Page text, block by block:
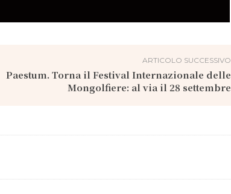
ARTICOLO SUCCESSIVO
Paestum. Torna il Festival Internazionale delle
Mongolfiere: al via il 28 settembre